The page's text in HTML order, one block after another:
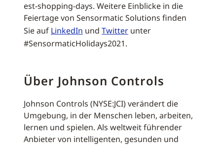
est-shopping-days. Weitere Einblicke in die
Feiertage von Sensormatic Solutions finden
Sie auf LinkedIn und Twitter unter
#SensormaticHolidays2021.
Über Johnson Controls
Johnson Controls (NYSE:JCI) verändert die
Umgebung, in der Menschen leben, arbeiten,
lernen und spielen. Als weltweit führender
Anbieter von intelligenten, gesunden und